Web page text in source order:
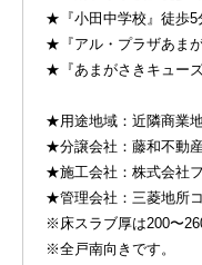
★『小田中学校』徒歩5
★『アル・プラザあま
★『あまがさきキュー
★用途地域：近隣商業
★分譲会社：藤和不動
★施工会社：株式会社
★管理会社：三菱地所
※床スラブ厚は200〜
※全戸南向きです。